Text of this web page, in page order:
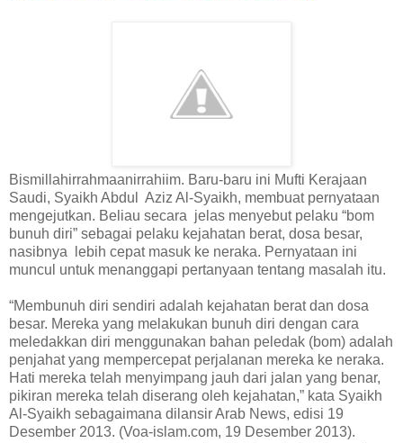
Bismillahirrahmaanirrahiim. Baru-baru ini Mufti Kerajaan
Saudi, Syaikh Abdul Aziz Al-Syaikh, membuat pernyataan
mengejutkan. Beliau secara jelas menyebut pelaku “bom
bunuh diri” sebagai pelaku kejahatan berat, dosa besar,
nasibnya lebih cepat masuk ke neraka. Pernyataan ini
muncul untuk menanggapi pertanyaan tentang masalah itu.
“Membunuh diri sendiri adalah kejahatan berat dan dosa
besar. Mereka yang melakukan bunuh diri dengan cara
meledakkan diri menggunakan bahan peledak (bom) adalah
penjahat yang mempercepat perjalanan mereka ke neraka.
Hati mereka telah menyimpang jauh dari jalan yang benar,
pikiran mereka telah diserang oleh kejahatan,” kata Syaikh
Al-Syaikh sebagaimana dilansir Arab News, edisi 19
Desember 2013. (Voa-islam.com, 19 Desember 2013).